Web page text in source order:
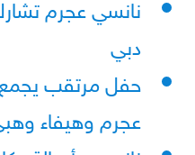
دبي
حفل مرتقب
عجرم وهيفاء